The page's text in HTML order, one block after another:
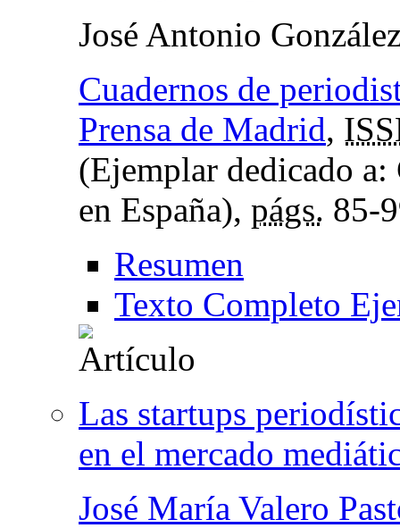
José Antonio
Cuadernos de
Prensa de Madrid,
(Ejemplar dedicado
en España), págs. 85-
Resumen
Texto Completo
Las startups
en el mercado
José María Valero